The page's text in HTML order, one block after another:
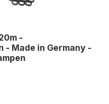
-
Made in Germany -